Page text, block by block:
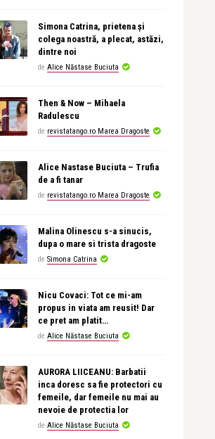
Simona Catrina, prietena și
colega noastră, a plecat, astăzi,
dintre noi
de Alice Năstase Buciuta
Then & Now – Mihaela
Radulescu
de revistatango.ro Marea Dragoste
Alice Nastase Buciuta – Trufia
de a fi tanar
de revistatango.ro Marea Dragoste
Malina Olinescu s-a sinucis,
dupa o mare si trista dragoste
de Simona Catrina
Nicu Covaci: Tot ce mi-am
propus in viata am reusit! Dar
ce pret am platit…
de Alice Năstase Buciuta
AURORA LIICEANU: Barbatii
inca doresc sa fie protectori cu
femeile, dar femeile nu mai au
nevoie de protectia lor
de Alice Năstase Buciuta